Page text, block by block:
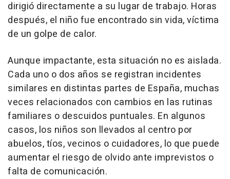
dirigió directamente a su lugar de trabajo. Horas
después, el niño fue encontrado sin vida, víctima
de un golpe de calor.
Aunque impactante, esta situación no es aislada.
Cada uno o dos años se registran incidentes
similares en distintas partes de España, muchas
veces relacionados con cambios en las rutinas
familiares o descuidos puntuales. En algunos
casos, los niños son llevados al centro por
abuelos, tíos, vecinos o cuidadores, lo que puede
aumentar el riesgo de olvido ante imprevistos o
falta de comunicación.